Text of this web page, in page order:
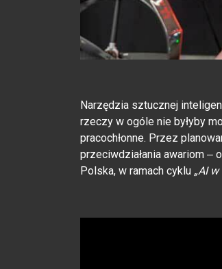
Narzędzia sztucznej
rzeczy w ogóle nie byłyby
pracochłonne. Przez
przeciwdziałania awariom ‒
Polska, w ramach cyklu „AI